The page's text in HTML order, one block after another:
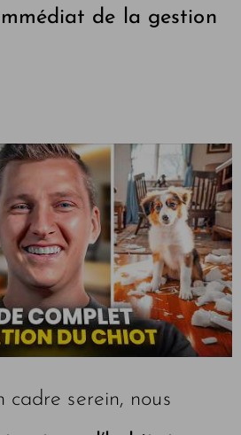
de la gestion
cadre serein, nous